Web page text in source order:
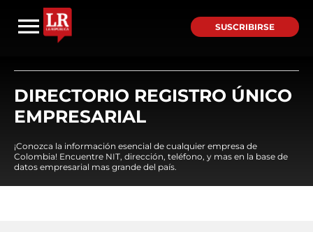
SUSCRIBIRSE
DIRECTORIO REGISTRO ÚNICO
EMPRESARIAL
¡Conozca la información esencial de cualquier empresa de
Colombia! Encuentre NIT, dirección, teléfono, y mas en la base de
datos empresarial mas grande del país.